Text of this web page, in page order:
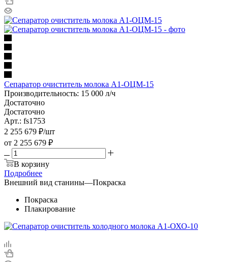
Сепаратор очиститель молока А1-ОЦМ-15
Производительность: 15 000 л/ч
Достаточно
Достаточно
Арт.: fs1753
2 255 679 ₽/шт
от 2 255 679 ₽
В корзину
Подробнее
Внешний вид станины—Покраска
Покраска
Плакирование